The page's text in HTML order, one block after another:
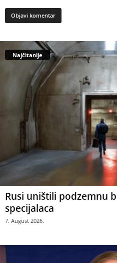
Najčitanije
Rusi uništili podzemnu
specijalaca
7. August 2026.